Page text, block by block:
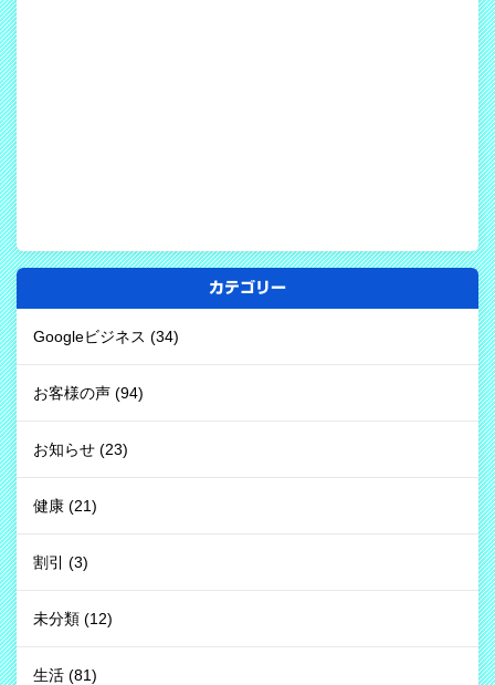
カテゴリー
Googleビジネス (34)
お客様の声 (94)
お知らせ (23)
健康 (21)
割引 (3)
未分類 (12)
生活 (81)